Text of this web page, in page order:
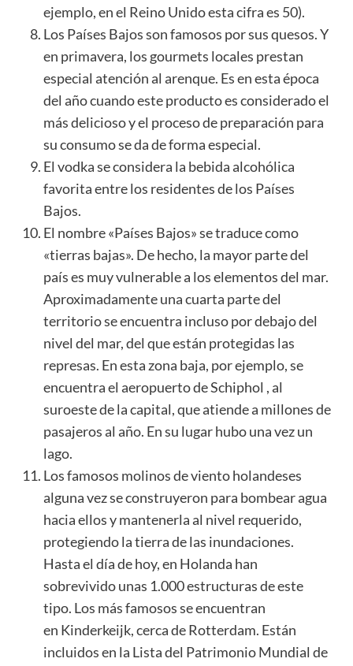
ejemplo, en el Reino Unido esta cifra es 50).
Los Países Bajos son famosos por sus quesos. Y
en primavera, los gourmets locales prestan
especial atención al arenque. Es en esta época
del año cuando este producto es considerado el
más delicioso y el proceso de preparación para
su consumo se da de forma especial.
El vodka se considera la bebida alcohólica
favorita entre los residentes de los Países
Bajos.
El nombre «Países Bajos» se traduce como
«tierras bajas». De hecho, la mayor parte del
país es muy vulnerable a los elementos del mar.
Aproximadamente una cuarta parte del
territorio se encuentra incluso por debajo del
nivel del mar, del que están protegidas las
represas. En esta zona baja, por ejemplo, se
encuentra el aeropuerto de Schiphol , al
suroeste de la capital, que atiende a millones de
pasajeros al año. En su lugar hubo una vez un
lago.
Los famosos molinos de viento holandeses
alguna vez se construyeron para bombear agua
hacia ellos y mantenerla al nivel requerido,
protegiendo la tierra de las inundaciones.
Hasta el día de hoy, en Holanda han
sobrevivido unas 1.000 estructuras de este
tipo. Los más famosos se encuentran
en Kinderkeijk, cerca de Rotterdam. Están
incluidos en la Lista del Patrimonio Mundial de